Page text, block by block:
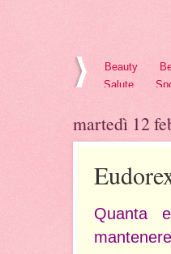
Beauty
Salute
martedì 12
Quanta